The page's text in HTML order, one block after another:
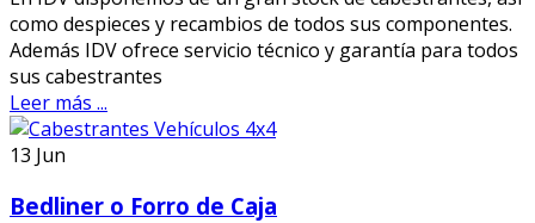
como despieces y recambios de todos sus componentes.
Además IDV ofrece servicio técnico y garantía para todos
sus cabestrantes
Leer más ...
13 Jun
Bedliner o Forro de Caja